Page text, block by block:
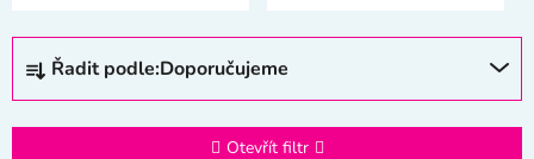
Ř
z
Řadit podle:Doporučujeme
Otevřít filtr